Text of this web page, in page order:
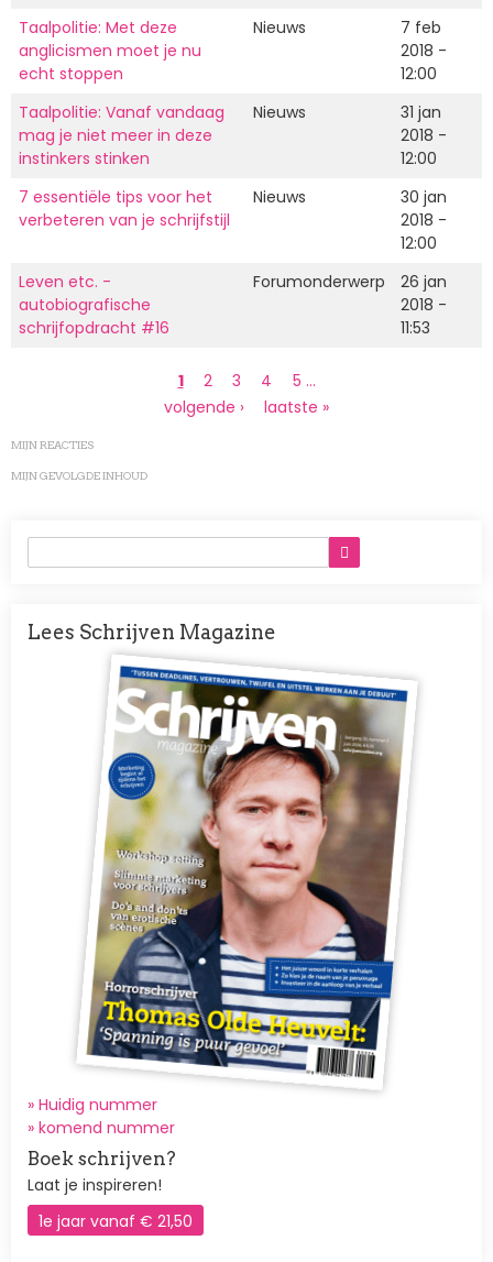
Taalpolitie: Met deze
anglicismen moet je nu
echt stoppen
Nieuws
7 feb
2018 -
12:00
Taalpolitie: Vanaf vandaag
mag je niet meer in deze
instinkers stinken
Nieuws
31 jan
2018 -
12:00
7 essentiële tips voor het
verbeteren van je schrijfstijl
Nieuws
30 jan
2018 -
12:00
Leven etc. -
autobiografische
schrijfopdracht #16
Forumonderwerp
26 jan
2018 -
11:53
Huidige
pagina
1 Page
2 Page
3 Page
4 Page
5 …
Volgende
volgende ›
Laatste
laatste »
MIJN REACTIES
MIJN GEVOLGDE INHOUD
Lees Schrijven Magazine
Afbeelding
» Huidig nummer
» komend nummer
Boek schrijven?
Laat je inspireren!
1e jaar vanaf € 21,50